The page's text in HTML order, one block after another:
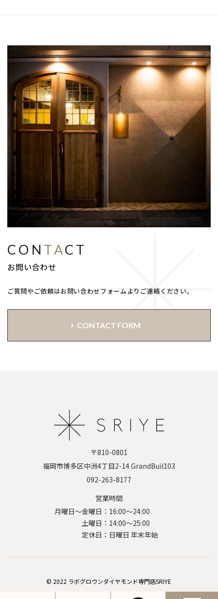
CON TACT
お問い合わせ
ご質問やご依頼はお問い合わせフォームよりご連絡ください。
CONTACT FORM
〒810-0801
福岡市博多区中洲4丁目2-14 GrandBuil103
​​​​​​​092-263-8177
営業時間
月曜日～金曜日：
土曜日：
定休日：
16:00～24:00
14:00～25:00
日曜日 年末年始
© 2022 ラボグロウンダイヤモンド専門店SRIYE